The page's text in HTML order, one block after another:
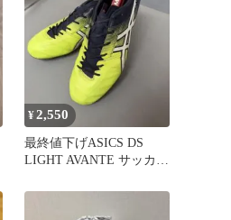
¥2,550
最終値下げASICS DS
LIGHT AVANTE サッカー